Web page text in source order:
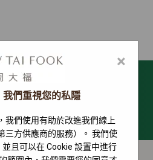
選單
×
我們重視您的私隱
我們使用有助於改進我們線上
三方供應商的服務）。 我們使
且可以在 Cookie 設置中進行